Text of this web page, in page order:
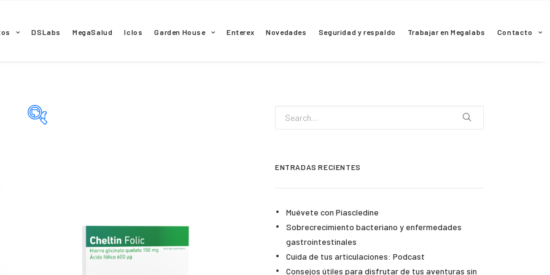
DSLabs MegaSalud Iclos Garden House Enterex Novedades Seguridad y respaldo Trabajar en Megalabs Contacto
ENTRADAS RECIENTES
Muévete con Piascledine
Sobrecrecimiento bacteriano y enfermedades
gastrointestinales
Cuida de tus articulaciones: Podcast
Consejos útiles para disfrutar de tus aventuras sin